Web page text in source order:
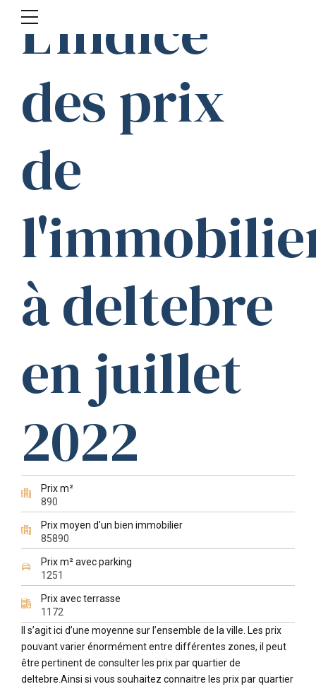
L'indice
des prix
de
à deltebre
en juillet
2022
Prix m²
890
Prix moyen d'un bien immobilier
85890
Prix m² avec parking
1251
Prix avec terrasse
1172
Il s’agit ici d’une moyenne sur l’ensemble de la ville. Les prix
pouvant varier énormément entre différentes zones, il peut
être pertinent de consulter les prix par quartier de
deltebre.Ainsi si vous souhaitez connaitre les prix par quartier